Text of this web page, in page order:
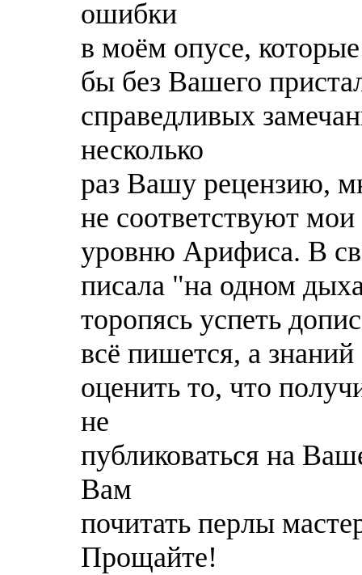
ошибки
в моём опусе,
бы без Вашего
справедливых
несколько
раз Вашу рецензию,
не соответствуют
уровню Арифиса. В
писала "на одном
торопясь успеть
всё пишется, а знаний
оценить то, что
не
публиковаться на
Вам
почитать перлы
Прощайте!